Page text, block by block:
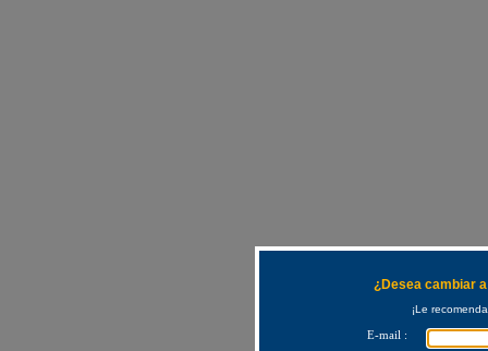
¿Desea cambiar
¡Le
E-mail :